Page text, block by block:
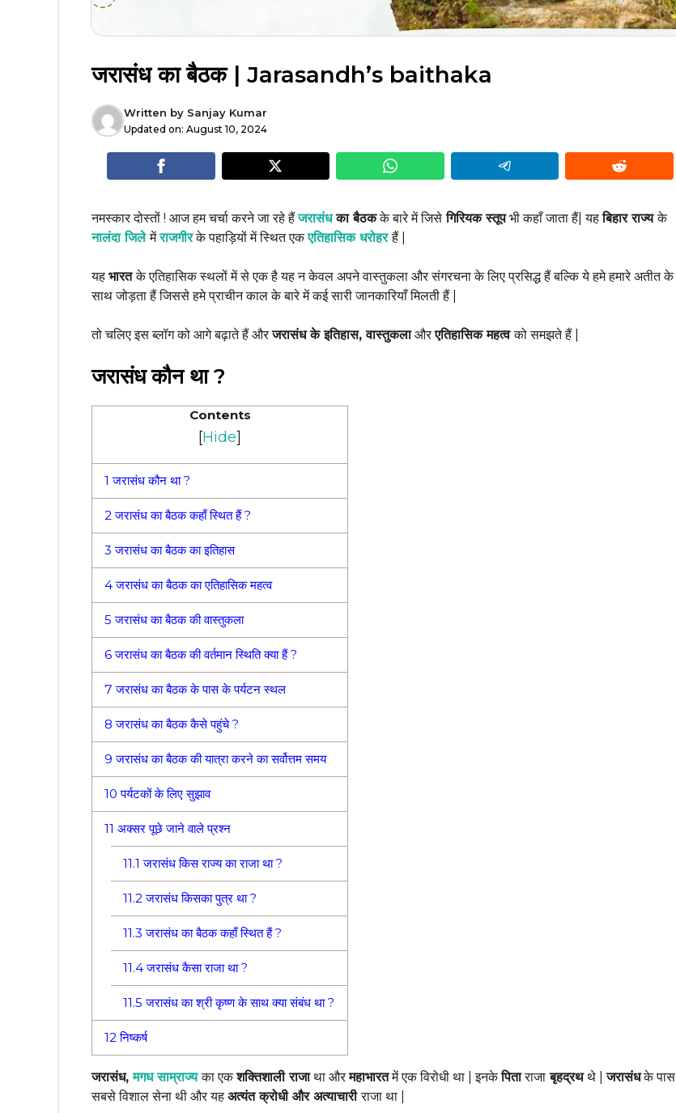
जरासंध का बैठक | Jarasandh’s baithaka
Written by Sanjay Kumar
Updated on: August 10, 2024
नमस्कार दोस्तों ! आज हम चर्चा करने जा रहे हैंजरासंधका बैठकके बारे में जिसे गिरियक स्तूपभी कहाँ जाता हैं| यहबिहार राज्यके
नालंदा जिले में राजगीरके पहाड़ियों में स्थित एकएतिहासिक धरोहरहैं |
यह भारतके एतिहासिक स्थलों में से एक है यह न केवल अपने वास्तुकला और संगरचना के लिए प्रसिद्ध हैं बल्कि ये हमे हमारे अतीत के
साथ जोड़ता हैं जिससे हमे प्राचीन काल के बारे में कई सारी जानकारियाँ मिलती हैं |
तो चलिए इस ब्लॉग को आगे बढ़ाते हैं औरजरासंध के इतिहास, वास्तुकलाऔरएतिहासिक महत्वको समझते हैं |
जरासंध कौन था ?
Contents
[Hide]
1 जरासंध कौन था ?
2जरासंध का बैठक कहाँ स्थित हैं ?
3 जरासंध का बैठक का इतिहास
4जरासंध का बैठक का एतिहासिक महत्व
5 जरासंध का बैठक की वास्तुकला
6जरासंध का बैठक की वर्तमान स्थिति क्या हैं ?
7 जरासंध का बैठक के पास के पर्यटन स्थल
8 जरासंध का बैठक कैसे पहुंचे ?
9 जरासंध का बैठक की यात्रा करने का सर्वोत्तम समय
10 पर्यटकों के लिए सुझाव
11 अक्सर पूछे जाने वाले प्रश्न
11.1 जरासंध किस राज्य का राजा था ?
11.2जरासंध किसका पुत्र था ?
11.3 जरासंध का बैठक कहाँ स्थित हैं ?
11.4जरासंध कैसा राजा था ?
11.5 जरासंध का श्री कृष्ण के साथ क्या संबंध था ?
12निष्कर्ष
जरासंध,मगध साम्राज्य का एकशक्तिशाली राजाथा औरमहाभारतमें एक विरोधी था | इनकेपिताराजा बृहद्रथथे |जरासंधके पास
सबसे विशाल सेना थी और यह अत्यंत क्रोधी और अत्याचारीराजा था |